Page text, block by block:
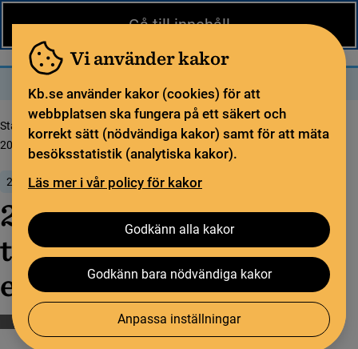
Gå till innehåll
Vi använder kakor
Kb.se använder kakor (cookies) för att
webbplatsen ska fungera på ett säkert och
korrekt sätt (nödvändiga kakor) samt för att mäta
besöksstatistik (analytiska kakor).
Läs mer i vår policy för kakor
Godkänn alla kakor
Godkänn bara nödvändiga kakor
Anpassa inställningar
Startsida
Nytt från KB
2018 års bibli­o­teks­sta­tistik – kraftig ökning av e-bokslånen
22 maj 2019
2018 års bibli­o­teks­sta­
tistik – kraftig ökning av
e-bokslånen
Biblioteksstatistik